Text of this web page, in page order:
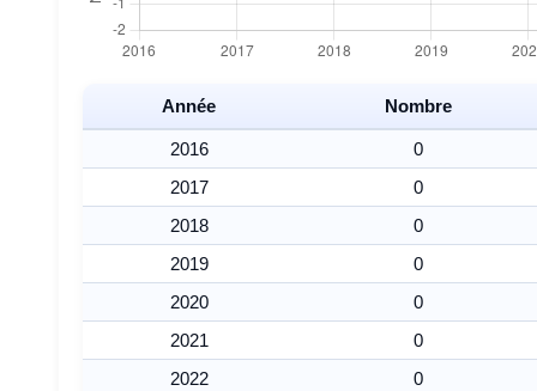
Année Nombre
2016
0
2017
0
2018
0
2019
0
2020
0
2021
0
2022
0